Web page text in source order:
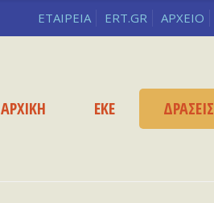
ΕΤΑΙΡΕΙΑ ERT.GR ΑΡΧΕΙΟ
ΑΡΧΙΚΗ ΕΚΕ ΔΡΑΣΕΙΣ